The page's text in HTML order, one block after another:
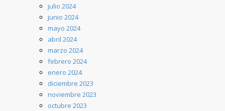
julio 2024
junio 2024
mayo 2024
abril 2024
marzo 2024
febrero 2024
enero 2024
diciembre 2023
noviembre 2023
octubre 2023